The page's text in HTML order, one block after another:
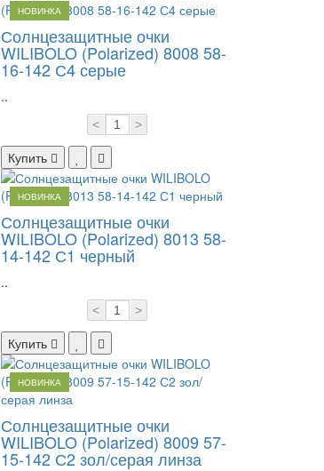
НОВИНКА
Солнцезащитные очки
WILIBOLO (Polarized) 8008 58-
16-142 С4 серые
..
< >
Купить
НОВИНКА
Солнцезащитные очки
WILIBOLO (Polarized) 8013 58-
14-142 С1 черный
..
< >
Купить
НОВИНКА
Солнцезащитные очки
WILIBOLO (Polarized) 8009 57-
15-142 С2 зол/серая линза